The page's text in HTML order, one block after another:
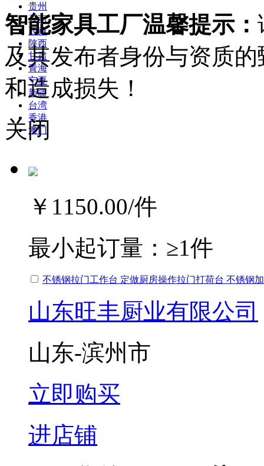
贵州
云南
西藏
陕西
甘肃
青海
宁夏
新疆
台湾
香港
澳门
智能家具工厂温馨提示：
及其发布者身份与资质
和造成损失！
关闭
￥1150.00/件
最小起订量： ≥1件
不锈钢拉门工作台 定做厨房操作拉门打荷台 不锈钢
山东旺丰厨业有限公司
山东-滨州市
立即购买
进店铺